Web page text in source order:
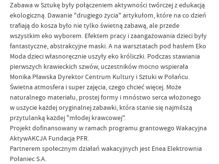
Zabawa w Sztukę były połączeniem aktywności twórczej z edukacją
ekologiczną. Dawanie "drugiego życia" artykułom, które na co dzień
trafiają do kosza było nie tylko świetną zabawą, ale przede
wszystkim eko wyborem. Efektem pracy i zaangażowania dzieci były
fantastyczne, abstrakcyjne maski. A na warsztatach pod hasłem Eko
Moda dzieci własnoręcznie uszyły eko króliczki. Podczas stawiania
pierwszych krawieckich szwów, uczestników mocno wspierała
Monika Pławska Dyrektor Centrum Kultury i Sztuki w Połańcu.
Świetna atmosfera i super zajęcia, czego chcieć więcej. Może
naturalnego materiału, prostej formy i mnóstwo serca włożonego
w uszycie każdej oryginalnej zabawki, która stanie się najmilszą
przytulanką każdej "młodej krawcowej".
Projekt dofinansowany w ramach programu grantowego Wakacyjna
AktywAKCJA Fundacja PFR.
Partnerem społecznym działań wakacyjnych jest Enea Elektrownia
Połaniec S.A.